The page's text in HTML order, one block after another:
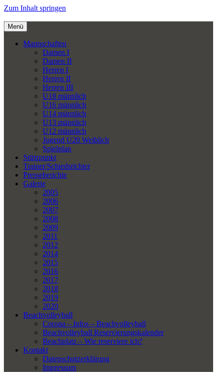
Zum Inhalt springen
Menü
Mannschaften
Damen I
Damen II
Herren I
Herren II
Herren III
U18 männlich
U16 männlich
U14 männlich
U13 männlich
U12 männlich
Jugend U20 Weiblich
Spielplan
Stützpunkt
Trainer/Schiedsrichter
Presseberichte
Galerie
2005
2006
2007
2008
2009
2011
2012
2014
2015
2016
2017
2018
2019
2020
Beachvolleyball
Corona – Infos – Beachvolleyball
Beachvolleyball Reservierungskalender
Beachplatz – Wie reserviere ich?
Kontakt
Datenschutzerklärung
Impressum